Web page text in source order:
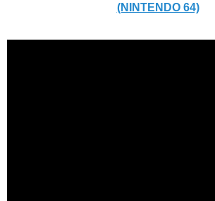
(NINTENDO 64)